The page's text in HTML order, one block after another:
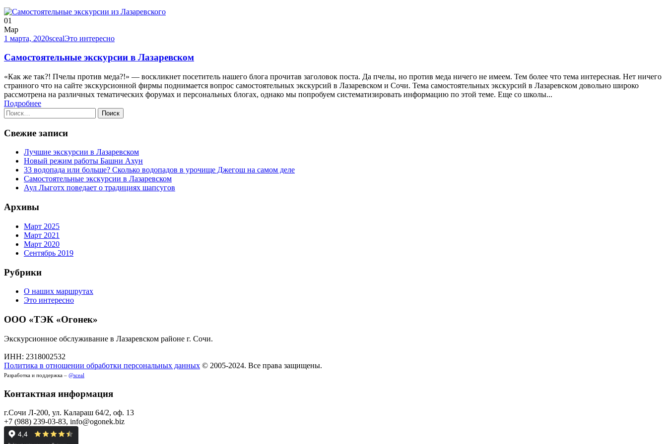
01
Мар
1 марта, 2020scealЭто интересно
Самостоятельные экскурсии в Лазаревском
«Как же так?! Пчелы против меда?!» — воскликнет посетитель нашего блога прочитав заголовок поста. Да пчелы, но против меда ничего не имеем. Тем более что тема интересная. Нет ничего
странного что на сайте экскурсионной фирмы поднимается вопрос самостоятельных экскурсий в Лазаревском и Сочи. Тема самостоятельных экскурсий в Лазаревском довольно широко
рассмотрена на различных тематических форумах и персональных блогах, однако мы попробуем систематизировать информацию по этой теме. Еще со школы...
Подробнее
Найти:
Свежие записи
Лучшие экскурсии в Лазаревском
Новый режим работы Башни Ахун
33 водопада или больше? Сколько водопадов в урочище Джегош на самом деле
Самостоятельные экскурсии в Лазаревском
Аул Лыготх поведает о традициях шапсугов
Архивы
Март 2025
Март 2021
Март 2020
Сентябрь 2019
Рубрики
О наших маршрутах
Это интересно
ООО «‎ТЭК «‎Огонек»‎
Экскурсионное обслуживание в Лазаревском районе г. Сочи.
ИНН: 2318002532
Политика в отношении обработки персональных данных © 2005-2024. Все права защищены.
Разработка и поддержка – @sceal
Контактная информация
г.Сочи Л-200, ул. Калараш 64/2, оф. 13
+7 (988) 239-03-83, info@ogonek.biz